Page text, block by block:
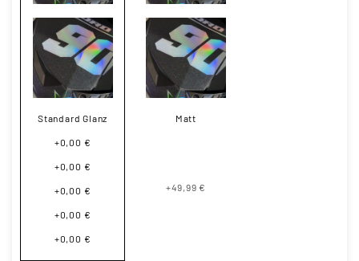
Standard Glanz
+0,00 €
+0,00 €
+0,00 €
+0,00 €
+0,00 €
Matt
+49,99 €